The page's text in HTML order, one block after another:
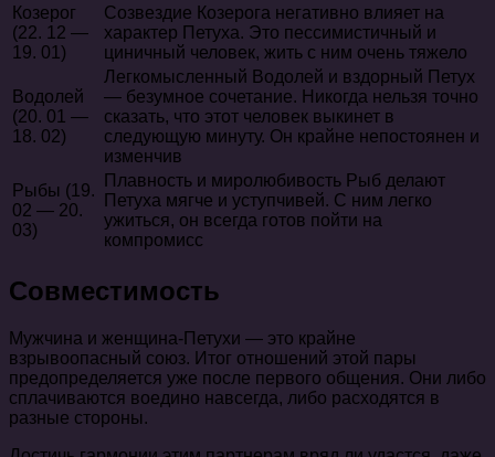
Козерог
(22. 12 —
19. 01)
Созвездие Козерога негативно влияет на
характер Петуха. Это пессимистичный и
циничный человек, жить с ним очень тяжело
Водолей
(20. 01 —
18. 02)
Легкомысленный Водолей и вздорный Петух
— безумное сочетание. Никогда нельзя точно
сказать, что этот человек выкинет в
следующую минуту. Он крайне непостоянен и
изменчив
Рыбы (19.
02 — 20.
03)
Плавность и миролюбивость Рыб делают
Петуха мягче и уступчивей. С ним легко
ужиться, он всегда готов пойти на
компромисс
Совместимость
Мужчина и женщина-Петухи — это крайне
взрывоопасный союз. Итог отношений этой пары
предопределяется уже после первого общения. Они либо
сплачиваются воедино навсегда, либо расходятся в
разные стороны.